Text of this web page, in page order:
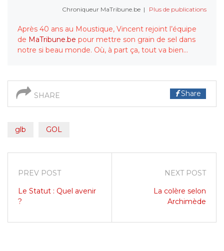
Chroniqueur MaTribune.be | Plus de publications
Après 40 ans au Moustique, Vincent rejoint l’équipe
de MaTribune.be pour mettre son grain de sel dans
notre si beau monde. Où, à part ça, tout va bien…
SHARE Share
glb GOL
PREV POST
Le Statut : Quel avenir
?
NEXT POST
La colère selon
Archimède